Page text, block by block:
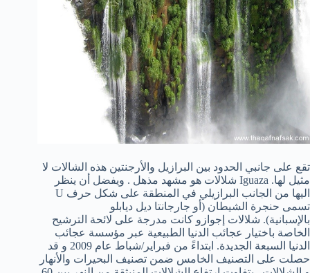
تقع على جانبي الحدود بين البرازيل و الأرجنتين هذه الشالات لا
مثيل لها. Iguaza شلالات هو مشهد مذهل . ويفضل أن ينظر
اليها من الجانب البرازيلي في المنطقة على شكل حرف U
تسمى حنجرة الشيطان ( أو جارجانتا ديل ديابلو
بالإسبانية). شلالات إجوازو كانت مدرجة على لائحة الترشيح
الخاصة باختيار عجائب الدنيا الطبيعية عبر مؤسسة عجائب
الدنيا السبعة الجديدة. ابتداءً من فبراير/شباط عام 2009 و قد
حصلت على التصنيف الخامس ضمن تصنيف البحيرات والأنهار